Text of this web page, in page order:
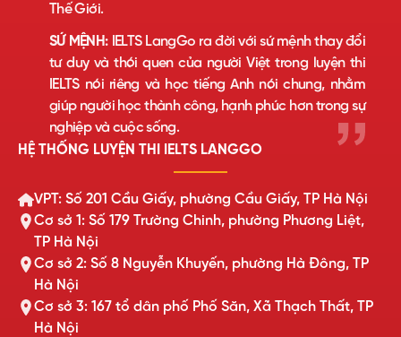
Thế Giới.
SỨ MỆNH:IELTS LangGo ra đời với sứ mệnh thay đổi
tư duy và thói quen của người Việt trong luyện thi
IELTS nói riêng và học tiếng Anh nói chung, nhằm
giúp người học thành công, hạnh phúc hơn trong sự
nghiệp và cuộc sống.
HỆ THỐNG LUYỆN THI IELTS LANGGO
VPT: Số 201 Cầu Giấy, phường Cầu Giấy, TP Hà Nội
Cơ sở 1: Số 179 Trường Chinh, phường Phương Liệt,
TP Hà Nội
Cơ sở 2: Số 8 Nguyễn Khuyến, phường Hà Đông, TP
Hà Nội
Cơ sở 3: 167 tổ dân phố Phố Săn, Xã Thạch Thất, TP
Hà Nội